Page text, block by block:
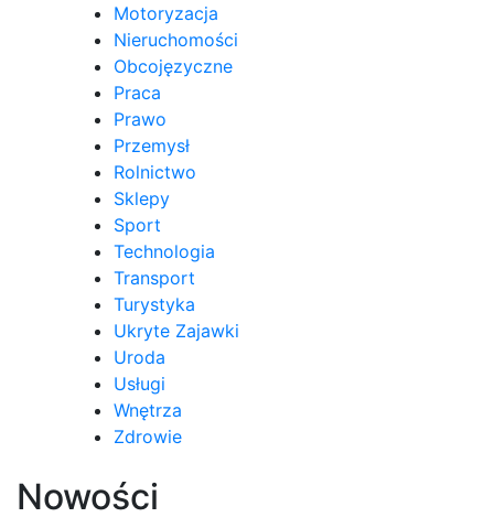
Motoryzacja
Nieruchomości
Obcojęzyczne
Praca
Prawo
Przemysł
Rolnictwo
Sklepy
Sport
Technologia
Transport
Turystyka
Ukryte Zajawki
Uroda
Usługi
Wnętrza
Zdrowie
Nowości